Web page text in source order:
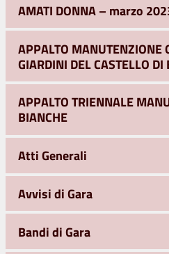
AMATI DONNA – marzo
APPALTO MANUTENZIONE
GIARDINI DEL CASTELLO DI
APPALTO TRIENNALE
BIANCHE
Atti Generali
Avvisi di Gara
Bandi di Gara